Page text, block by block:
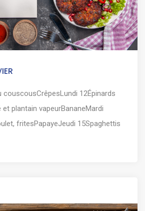
couscousCrêpesLundi 12Épinards
plantain vapeurBananeMardi
fritesPapayeJeudi 15Spaghettis